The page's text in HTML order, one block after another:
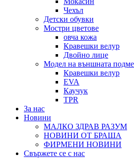
Чехъл
Детски обувки
Мостри цветове
овча кожа
Кравешки велур
Двойно лице
Модел на външната
Кравешки велур
EVA
Каучук
TPR
За нас
Новини
МАЛКО ЗДРАВ РАЗУМ
НОВИНИ ОТ БРАША
ФИРМЕНИ НОВИНИ
Свържете се с нас